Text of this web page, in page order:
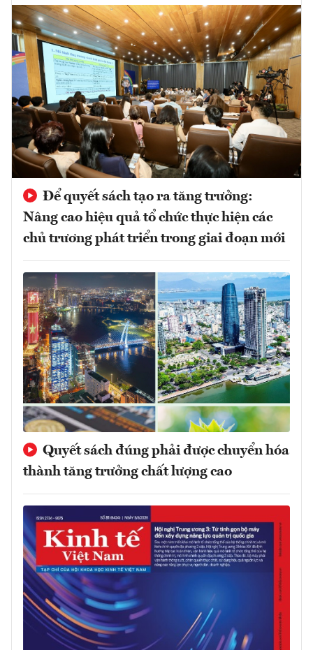
Để quyết sách tạo ra tăng trưởng:
Nâng cao hiệu quả tổ chức thực hiện các
chủ trương phát triển trong giai đoạn mới
Quyết sách đúng phải được chuyển hóa
thành tăng trưởng chất lượng cao